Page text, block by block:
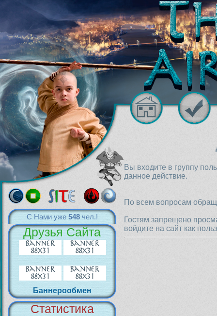
С Нами уже 548чел.!
Друзья Сайта
Баннерообмен
Статистика
Вы входите в группу
данное действие.
По всем вопросам
Гостям запрещено
войдите на сайт как